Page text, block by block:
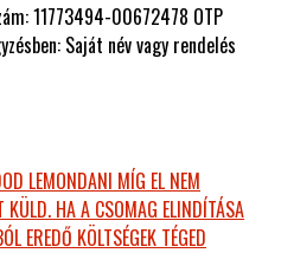
11773494-00672478 OTP
Saját név vagy rendelés
LEMONDANI MÍG EL NEM
HA A CSOMAG ELINDÍTÁSA
EREDŐ KÖLTSÉGEK TÉGED